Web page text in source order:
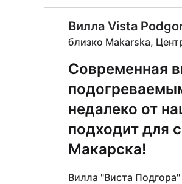
Вилла Vista
близко Makarska,
Современная
недалеко от
подходит для
Макарска!
Вилла "Виста